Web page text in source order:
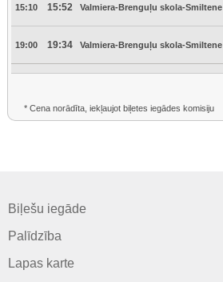
15:10 15:52 Valmiera-Brenguļu skola-Smiltene
19:00 19:34 Valmiera-Brenguļu skola-Smiltene
* Cena norādīta, iekļaujot biļetes iegādes komisiju
Biļešu iegāde
Palīdzība
Lapas karte